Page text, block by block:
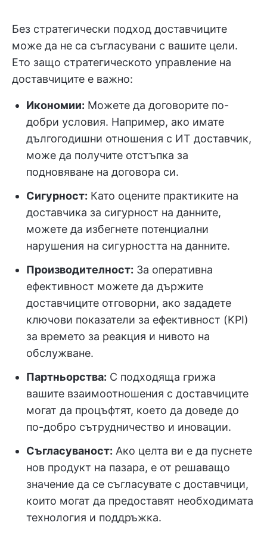
Без стратегически подход доставчиците
може да не са съгласувани с вашите цели.
Ето защо стратегическото управление на
доставчиците е важно:
Икономии: Можете да договорите по-
добри условия. Например, ако имате
дългогодишни отношения с ИТ доставчик,
може да получите отстъпка за
подновяване на договора си.
Сигурност: Като оцените практиките на
доставчика за сигурност на данните,
можете да избегнете потенциални
нарушения на сигурността на данните.
Производителност: За оперативна
ефективност можете да държите
доставчиците отговорни, ако зададете
ключови показатели за ефективност (KPI)
за времето за реакция и нивото на
обслужване.
Партньорства: С подходяща грижа
вашите взаимоотношения с доставчиците
могат да процъфтят, което да доведе до
по-добро сътрудничество и иновации.
Съгласуваност: Ако целта ви е да пуснете
нов продукт на пазара, е от решаващо
значение да се съгласувате с доставчици,
които могат да предоставят необходимата
технология и поддръжка.